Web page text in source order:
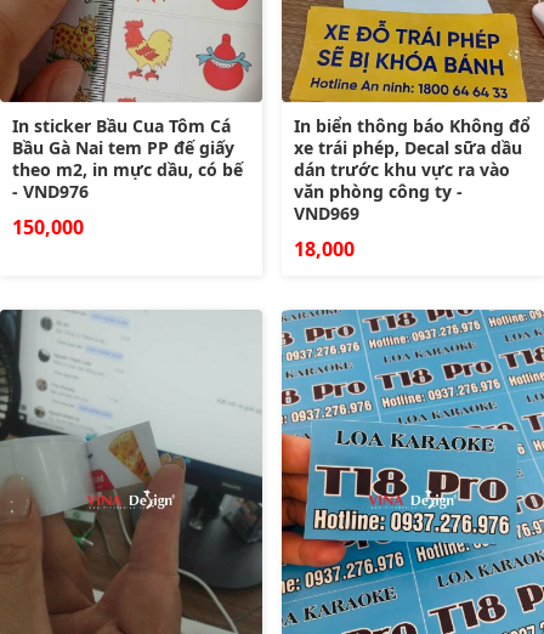
In sticker Bầu Cua Tôm Cá
Bầu Gà Nai tem PP đế giấy
theo m2, in mực dầu, có bế
- VND976
150,000
In biển thông báo Không đổ
xe trái phép, Decal sữa dầu
dán trước khu vực ra vào
văn phòng công ty -
VND969
18,000